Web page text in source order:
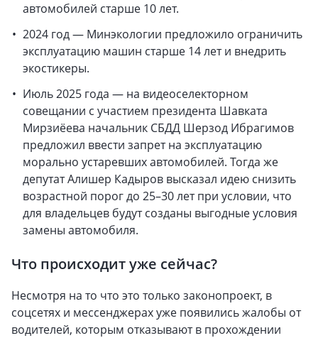
автомобилей старше 10 лет.
2024 год — Минэкологии предложило ограничить
эксплуатацию машин старше 14 лет и внедрить
экостикеры.
Июль 2025 года — на видеоселекторном
совещании с участием президента Шавката
Мирзиёева начальник СБДД Шерзод Ибрагимов
предложил ввести запрет на эксплуатацию
морально устаревших автомобилей. Тогда же
депутат Алишер Кадыров высказал идею снизить
возрастной порог до 25–30 лет при условии, что
для владельцев будут созданы выгодные условия
замены автомобиля.
Что происходит уже сейчас?
Несмотря на то что это только законопроект, в
соцсетях и мессенджерах уже появились жалобы от
водителей, которым отказывают в прохождении